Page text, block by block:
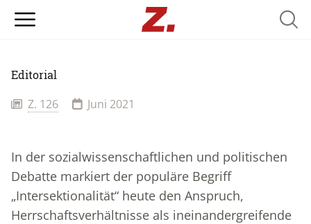
Editorial
Z. 126 Juni 2021
In der sozialwissenschaftlichen und politischen
Debatte markiert der populäre Begriff
„Intersektionalität“ heute den Anspruch,
Herrschaftsverhältnisse als ineinandergreifende